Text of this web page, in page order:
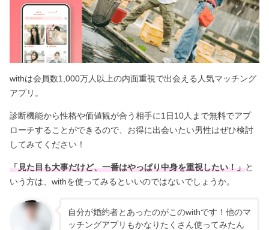
withは会員数1,000万人以上の内面重視で出会える人気マッチング
アプリ。
診断機能から性格や価値観が合う相手に1日10人まで無料でアプ
ローチすることができるので、お得に出会いたい男性はぜひ検討
してみてください！
「見た目も大事だけど、一番はやっぱり中身を重視したい！」と
いう方は、withを使ってみるといいのではないでしょうか。
自分が婚約者とあったのがこのwithです！他のマ
ッチングアプリもかなりたくさん使ってみたん